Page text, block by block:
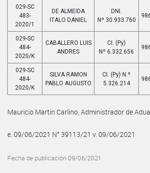
029-SC
483-
2020/1
DE ALMEIDA
ITALO DANIEL
DNI.
Nº 30.933.760
029-SC
484-
2020/K
CABALLERO LUIS
ANDRES
CI. (Py)
Nº 6.332.656
029-SC
484-
2020/K
SILVA RAMON
PABLO AUGUSTO
CI. (Py) N.º
5.326.214
Mauricio Martin Carlino, Administrador de
e. 09/06/2021 N° 39113/21 v. 09/06/2021
Fecha de publicación 09/06/2021